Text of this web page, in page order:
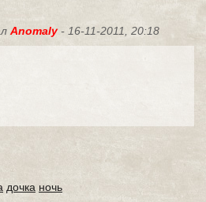
Anomaly- 16-11-2011, 20:18
дочка ночь